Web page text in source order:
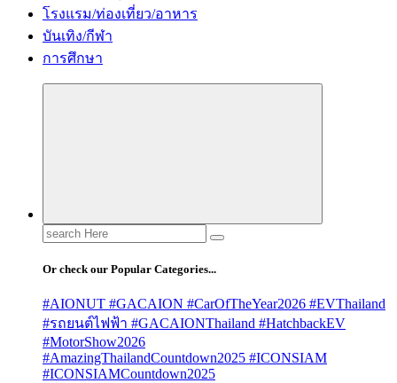
โรงแรม/ท่องเที่ยว/อาหาร
บันเทิง/กีฬา
การศึกษา
Search
for:
Or check our Popular Categories...
#AIONUT #GACAION #CarOfTheYear2026 #EVThailand
#รถยนต์ไฟฟ้า #GACAIONThailand #HatchbackEV
#MotorShow2026
#AmazingThailandCountdown2025 #ICONSIAM
#ICONSIAMCountdown2025